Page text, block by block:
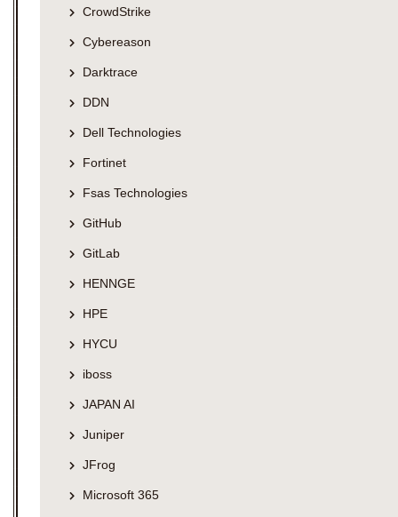
CrowdStrike
Cybereason
Darktrace
DDN
Dell Technologies
Fortinet
Fsas Technologies
GitHub
GitLab
HENNGE
HPE
HYCU
iboss
JAPAN AI
Juniper
JFrog
Microsoft 365